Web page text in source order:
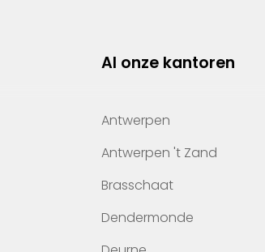
Al onze kantoren
Antwerpen
Antwerpen 't Zand
Brasschaat
Dendermonde